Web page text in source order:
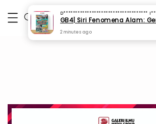
D************************************ I**
2 minutes ago